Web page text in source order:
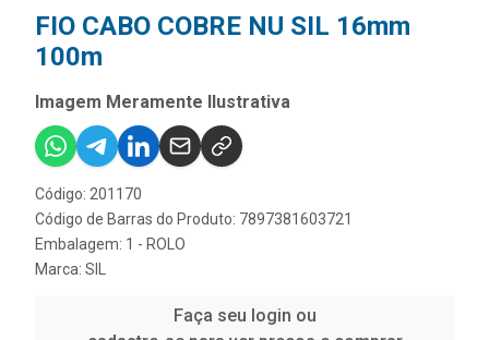
FIO CABO COBRE NU SIL 16mm
100m
Imagem Meramente Ilustrativa
Código: 201170
Código de Barras do Produto: 7897381603721
Embalagem: 1 - ROLO
Marca: SIL
Faça seu login ou